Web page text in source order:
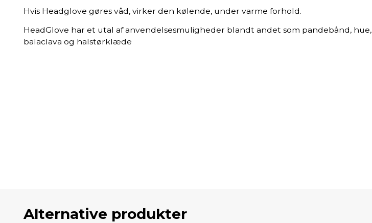
Hvis Headglove gøres våd, virker den kølende, under varme forhold.
HeadGlove har et utal af anvendelsesmuligheder blandt andet som pandebånd, hue,
balaclava og halstørklæde
Alternative produkter